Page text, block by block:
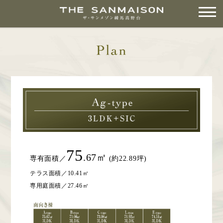
専有面積／ 75.67㎡ (約22.89坪)
テラス面積／10.41㎡
専用庭面積／27.46㎡